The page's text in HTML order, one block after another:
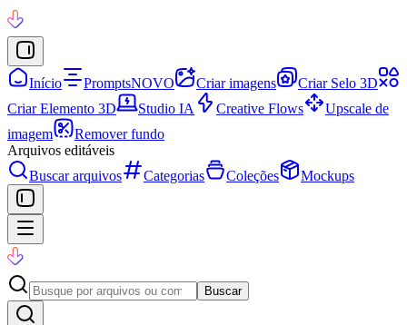
Início PromptsNOVO Criar imagens
Criar Selo 3D
Criar Elemento 3D
Studio IA Creative Flows
Upscale de
imagem
Remover fundo
Arquivos editáveis
Buscar arquivos
Categorias Coleções Mockups
Buscar